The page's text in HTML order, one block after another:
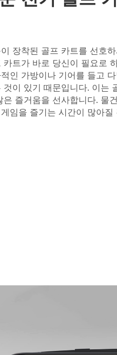
장착된 골프 카트를 선호
카트가 바로 당신이 필요로
인 가방이나 기어를 들고
것이 있기 때문입니다. 이는
은 즐거움을 선사합니다. 물
임을 즐기는 시간이 많아질